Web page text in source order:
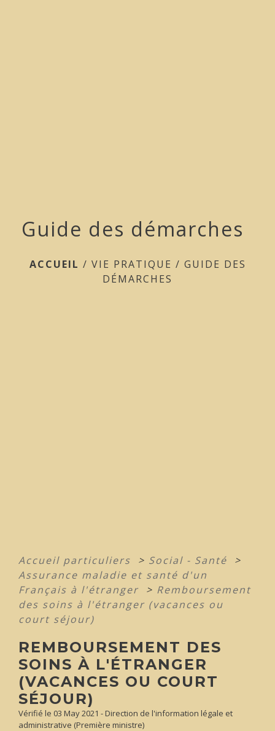
Guide des démarches
ACCUEIL / VIE PRATIQUE / GUIDE DES
DÉMARCHES
Accueil particuliers > Social - Santé
>
Assurance maladie et santé d'un
Français à l'étranger > Remboursement
des soins à l'étranger (vacances ou
court séjour)
REMBOURSEMENT DES
SOINS À L'ÉTRANGER
(VACANCES OU COURT
SÉJOUR)
Vérifié le 03 May 2021 - Direction de l'information légale et
administrative (Première ministre)